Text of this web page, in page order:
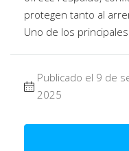
protegen tanto al
Uno de los
Publicado el 9 de
2025